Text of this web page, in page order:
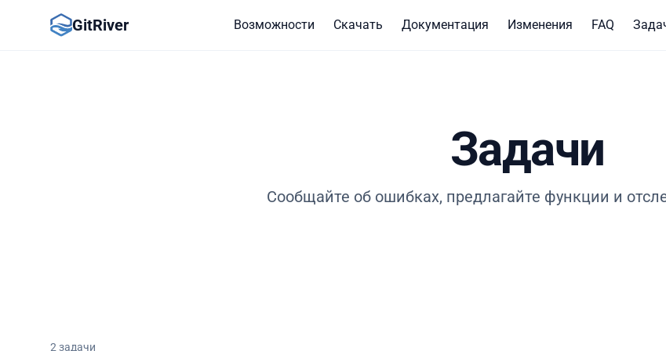
GitRiver Возможности Скачать Документация Изменения FAQ
Задачи
Сообщайте об ошибках, предлагайте функции и
2 задачи